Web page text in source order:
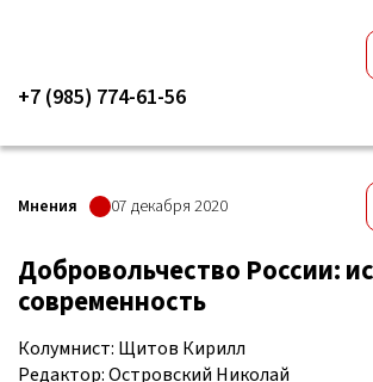
+7 (985) 774-61-56
Мнения 07 декабря 2020
Добровольчество России:
современность
Колумнист: Щитов Кирилл
Редактор: Островский Николай